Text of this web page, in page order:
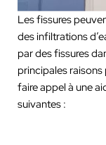
Les fissures
des infiltrations
par des fissures
principales
faire appel à une
suivantes :